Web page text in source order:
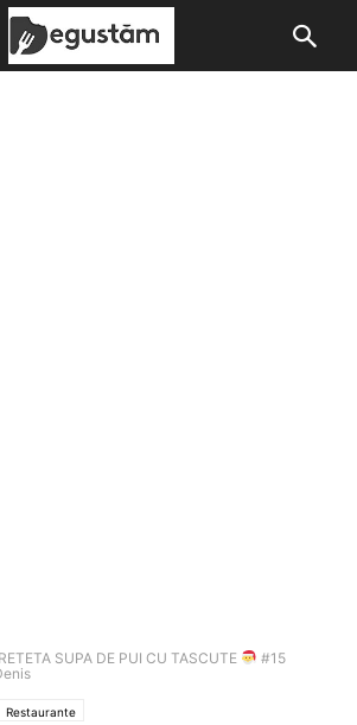
RETETA SUPA DE PUI CU TASCUTE
#15
Restaurante